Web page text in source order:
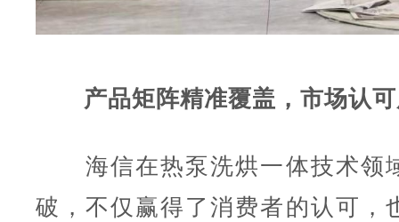
产品矩阵精准覆盖，市场认
海信在热泵洗烘一体技术领
破，不仅赢得了消费者的认可，